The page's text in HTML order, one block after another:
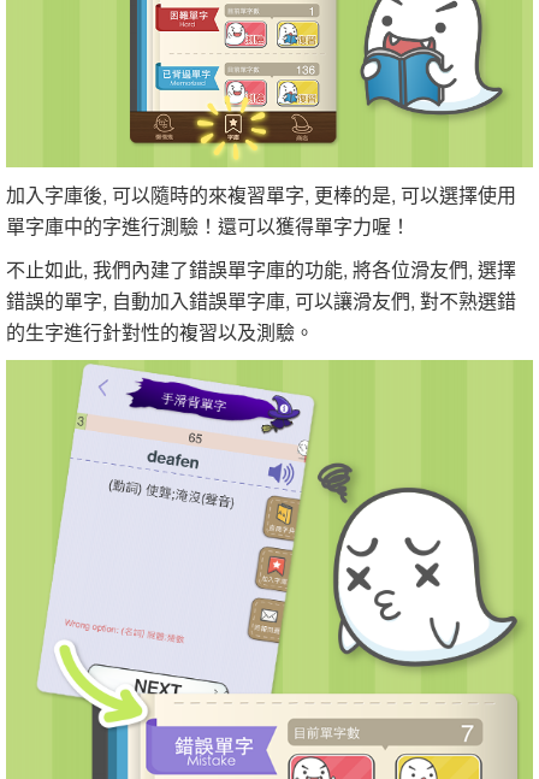
加入字庫後, 可以隨時的來複習單字, 更棒的是, 可以選擇使用
單字庫中的字進行測驗！還可以獲得單字力喔！
不止如此, 我們內建了錯誤單字庫的功能, 將各位滑友們, 選擇
錯誤的單字, 自動加入錯誤單字庫, 可以讓滑友們, 對不熟選錯
的生字進行針對性的複習以及測驗。